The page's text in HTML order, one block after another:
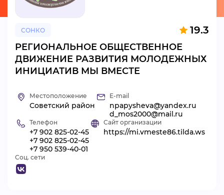
ВИДЕОКУРСЫ
ВОЙТИ
СОНКО 19.3
РЕГИОНАЛЬНОЕ ОБЩЕСТВЕННОЕ
ДВИЖЕНИЕ РАЗВИТИЯ МОЛОДЕЖНЫХ
ИНИЦИАТИВ МЫ ВМЕСТЕ
Местоположение
Советский район
E-mail
npapysheva@yandex.ru
d_mos2000@mail.ru
Телефон
+7 902 825-02-45
+7 902 825-02-45
+7 950 539-40-01
Сайт организации
https://mi.vmeste86.tilda.ws
Соц. сети